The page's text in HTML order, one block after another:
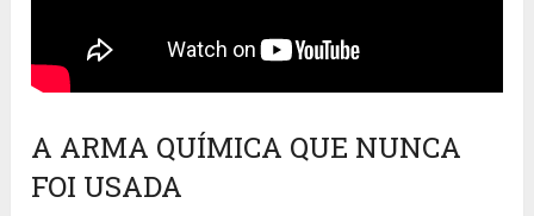
A ARMA QUÍMICA QUE NUNCA
FOI USADA